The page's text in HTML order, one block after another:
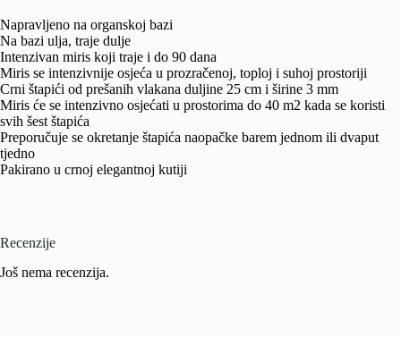
Napravljeno na organskoj bazi
Na bazi ulja, traje dulje
Intenzivan miris koji traje i do 90 dana
Miris se intenzivnije osjeća u prozračenoj, toploj i suhoj prostoriji
Crni štapići od prešanih vlakana duljine 25 cm i širine 3 mm
Miris će se intenzivno osjećati u prostorima do 40 m2 kada se koristi
svih šest štapića
Preporučuje se okretanje štapića naopačke barem jednom ili dvaput
tjedno
Pakirano u crnoj elegantnoj kutiji
Recenzije
Još nema recenzija.